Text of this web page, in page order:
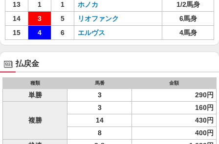
13
1 1 ホノカ
1/2馬身
14
3 5 リオファンク
6馬身
15
4 6 エルヴス 4馬身
払戻金
種類 馬番 金額
単勝 3 290円
複勝
3
160円
14
430円
8
400円